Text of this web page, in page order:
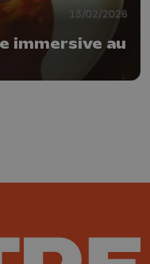
13/02/2026
immersive au